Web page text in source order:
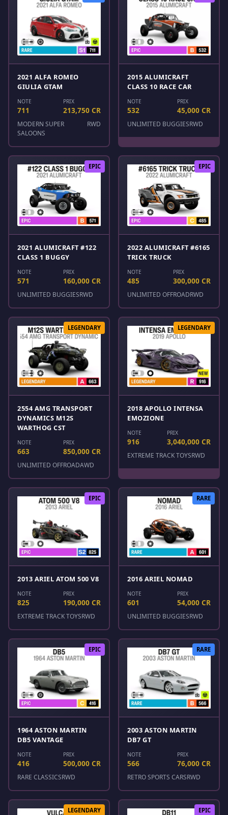
2021 ALFA ROMEO
GIULIA GTAM
NOTE
711
PRIX
213,750 CR
MODERN SUPER
SALOONS
RWD
2015 ALUMICRAFT
CLASS 10 RACE CAR
NOTE
532
PRIX
45,000 CR
UNLIMITED BUGGIESRWD
EPIC
2021 ALUMICRAFT #122
CLASS 1 BUGGY
NOTE
571
PRIX
160,000 CR
UNLIMITED BUGGIESRWD
EPIC
2022 ALUMICRAFT #6165
TRICK TRUCK
NOTE
485
PRIX
300,000 CR
UNLIMITED OFFROADRWD
LEGENDARY
2554 AMG TRANSPORT
DYNAMICS M12S
WARTHOG CST
NOTE
663
PRIX
850,000 CR
UNLIMITED OFFROADAWD
LEGENDARY
2018 APOLLO INTENSA
EMOZIONE
NOTE
916
PRIX
3,040,000 CR
EXTREME TRACK TOYSRWD
EPIC
2013 ARIEL ATOM 500 V8
NOTE
825
PRIX
190,000 CR
EXTREME TRACK TOYSRWD
RARE
2016 ARIEL NOMAD
NOTE
601
PRIX
54,000 CR
UNLIMITED BUGGIESRWD
EPIC
1964 ASTON MARTIN
DB5 VANTAGE
NOTE
416
PRIX
500,000 CR
RARE CLASSICSRWD
RARE
2003 ASTON MARTIN
DB7 GT
NOTE
566
PRIX
76,000 CR
RETRO SPORTS CARSRWD
LEGENDARY EPIC